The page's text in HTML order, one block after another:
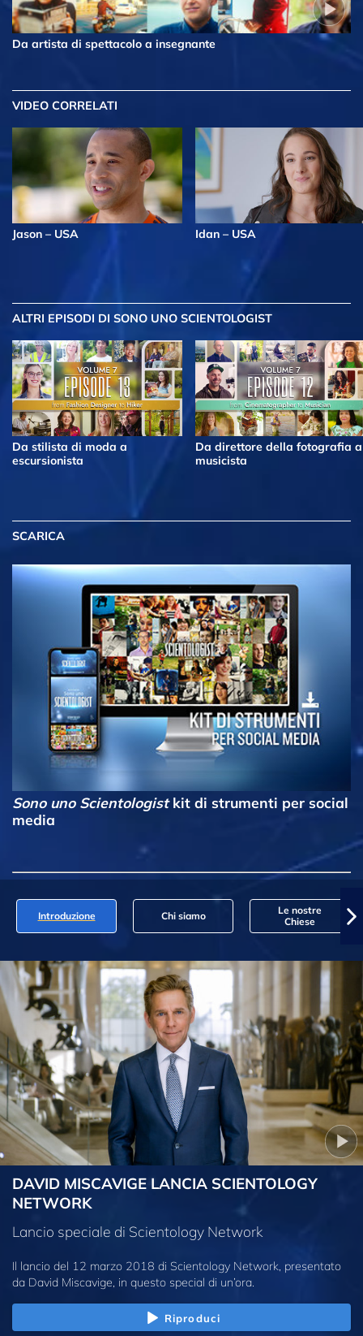
Da artista di spettacolo a insegnante
VIDEO CORRELATI
Jason – USA Idan – USA
ALTRI EPISODI DI SONO UNO SCIENTOLOGIST
Da stilista di moda a
escursionista
Da direttore della fotografia a
musicista
SCARICA
Sono uno Scientologistkit di strumenti per social
media
Introduzione Chi siamo
Le nostre
Chiese
DAVID MISCAVIGE LANCIA SCIENTOLOGY
NETWORK
Lancio speciale di Scientology Network
Il lancio del 12 marzo 2018 di Scientology Network, presentato
da David Miscavige, in questo special di un’ora.
Riproduci